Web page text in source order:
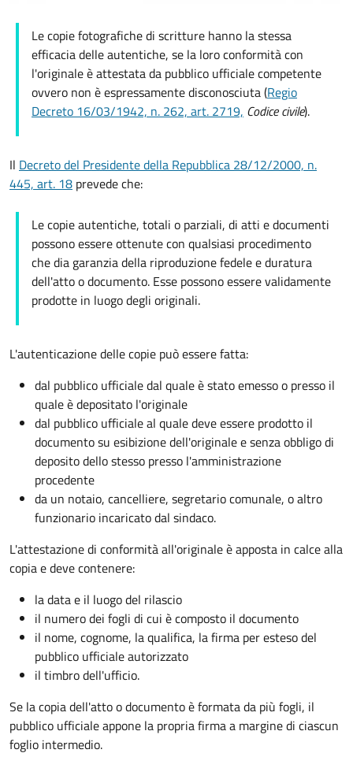
Le copie fotografiche di scritture hanno la stessa
efficacia delle autentiche, se la loro conformità con
l'originale è attestata da pubblico ufficiale competente
ovvero non è espressamente disconosciuta (Regio
Decreto 16/03/1942, n. 262, art. 2719, Codice civile).
Il Decreto del Presidente della Repubblica 28/12/2000, n.
445, art. 18 prevede che:
Le copie autentiche, totali o parziali, di atti e documenti
possono essere ottenute con qualsiasi procedimento
che dia garanzia della riproduzione fedele e duratura
dell'atto o documento. Esse possono essere validamente
prodotte in luogo degli originali.
L'autenticazione delle copie può essere fatta:
dal pubblico ufficiale dal quale è stato emesso o presso il
quale è depositato l'originale
dal pubblico ufficiale al quale deve essere prodotto il
documento su esibizione dell'originale e senza obbligo di
deposito dello stesso presso l'amministrazione
procedente
da un notaio, cancelliere, segretario comunale, o altro
funzionario incaricato dal sindaco.
L'attestazione di conformità all'originale è apposta in calce alla
copia e deve contenere:
la data e il luogo del rilascio
il numero dei fogli di cui è composto il documento
il nome, cognome, la qualifica, la firma per esteso del
pubblico ufficiale autorizzato
il timbro dell'ufficio.
Se la copia dell'atto o documento è formata da più fogli, il
pubblico ufficiale appone la propria firma a margine di ciascun
foglio intermedio.